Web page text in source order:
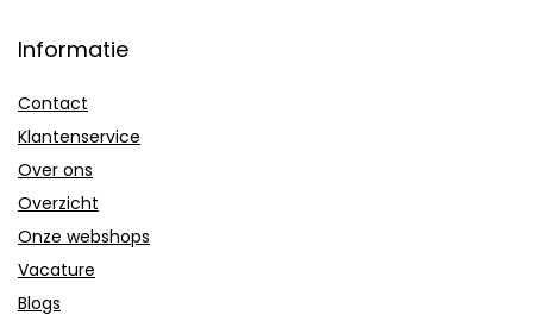
Informatie
Contact
Klantenservice
Over ons
Overzicht
Onze webshops
Vacature
Blogs